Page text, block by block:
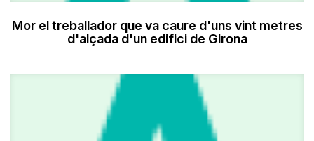
Mor el treballador que va caure d'uns vint metres
d'alçada d'un edifici de Girona